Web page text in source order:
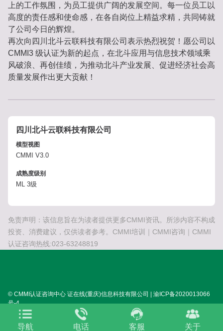
上的工作氛围，为员工提供广阔的发展空间。每一位员工以
高度的责任感和使命感，在各自岗位上精益求精，共同铸就
了公司今日的辉煌。
再次向四川北斗云联科技有限公司表示热烈祝贺！愿公司以
CMMI3 级认证为新的起点，在北斗应用与信息技术领域乘
风破浪、再创佳绩，为推动北斗产业发展、促进经济社会高
质量发展作出更大贡献！
四川北斗云联科技有限公司
模型视图
CMMI V3.0
成熟度级别
ML 3级
免责声明：该信息旨在为读者提供更多CMMI资讯。所涉内容不构成
投资、消费建议，仅供读者参考。CMMI培训｜CMMI咨询｜CMMI
认证咨询热线:023-63248819
© CMMI认证咨询中心 证在线(重庆)信息科技有限公司 | 渝ICP备2020013066
号-4
SITEMAP: TXT 关于我们
导航 电话 客服 关于